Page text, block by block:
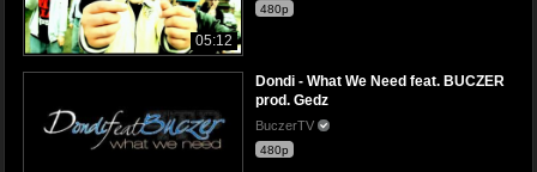
05:12
480p
Dondi - What We Need feat. BUCZER
prod. Gedz
BuczerTV
480p